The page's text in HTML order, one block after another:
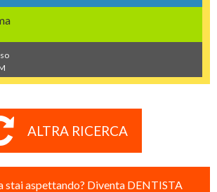
ALTRA RICERCA
stai aspettando? Diventa DENTISTA